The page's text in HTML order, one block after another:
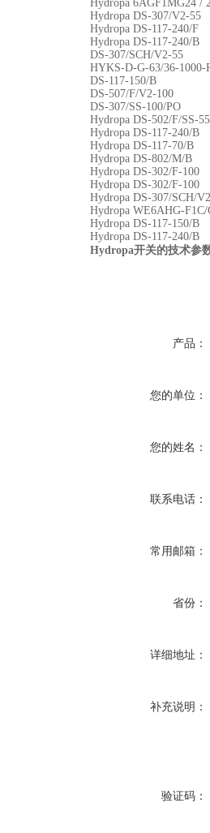
Hydropa 6AGF1MG24 /
Hydropa DS-307/V2-55
Hydropa DS-117-240/F
Hydropa DS-117-240/B
DS-307/SCH/V2-55
HYKS-D-G-63/36-1000-
DS-117-150/B
DS-507/F/V2-100
DS-307/SS-100/PO
Hydropa DS-502/F/SS-55
Hydropa DS-117-240/B
Hydropa DS-117-70/B
Hydropa DS-802/M/B
Hydropa DS-302/F-100
Hydropa DS-302/F-100
Hydropa DS-307/SCH/
Hydropa WE6AHG-
Hydropa DS-117-150/B
Hydropa DS-117-240/B
Hydropa开关的技术参
产品：
您的单位：
您的姓名：
联系电话：
常用邮箱：
省份：
详细地址：
补充说明：
验证码：